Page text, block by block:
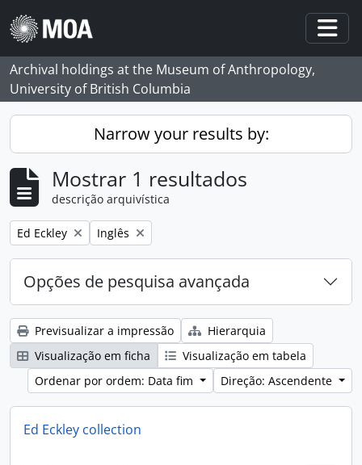
Skip to main content
Archival holdings at the Museum of Anthropology,
University of British Columbia
Narrow your results by:
Mostrar 1 resultados
descrição arquivística
Remove filter:
Ed Eckley Remove filter:
Inglês
Opções de pesquisa avançada
Previsualizar a impressão
Hierarquia
Visualização em ficha
Visualização em tabela
Ordenar por ordem: Data fim
Direção: Ascendente
Ed Eckley collection